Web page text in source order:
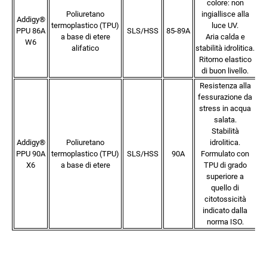
Addigy®
PPU 86A
W6
Poliuretano
termoplastico (TPU)
a base di etere
alifatico
SLS/HSS 85-89A
colore: non
ingiallisce alla
luce UV.
Aria calda e
stabilità idrolitica.
Ritorno elastico
di buon livello.
Addigy®
PPU 90A
X6
Poliuretano
termoplastico (TPU)
a base di etere
SLS/HSS 90A
Resistenza alla
fessurazione da
stress in acqua
salata.
Stabilità
idrolitica.
Formulato con
TPU di grado
superiore a
quello di
citotossicità
indicato dalla
norma ISO.